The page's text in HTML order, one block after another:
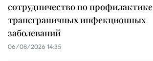
сотрудничество по профилактике
трансграничных инфекционных
заболеваний
06/08/2026 14:35